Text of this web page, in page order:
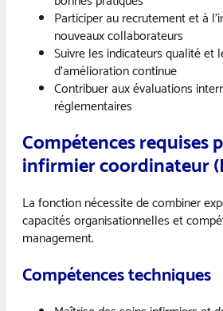
Participer au recrutement et à
nouveaux collaborateurs
Suivre les indicateurs qualité et
d’amélioration continue
Contribuer aux évaluations
réglementaires
Compétences requises
infirmier coordinateur
La fonction nécessite de combiner
capacités organisationnelles et
management.
Compétences techniques